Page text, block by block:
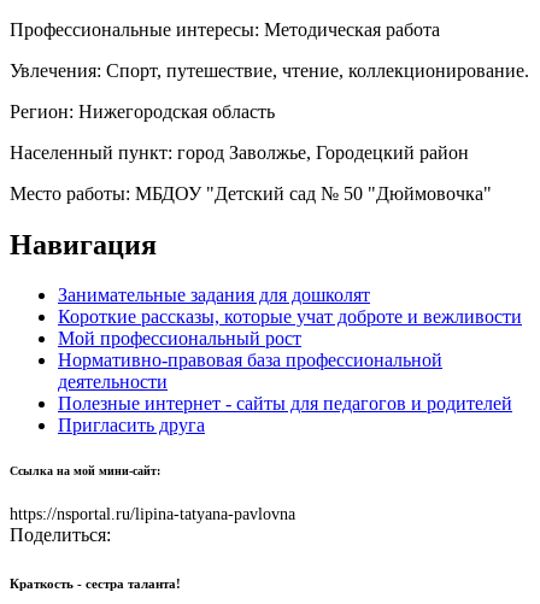
Профессиональные интересы: Методическая работа
Увлечения: Спорт, путешествие, чтение, коллекционирование.
Регион: Нижегородская область
Населенный пункт: город Заволжье, Городецкий район
Место работы: МБДОУ "Детский сад № 50 "Дюймовочка"
Навигация
Занимательные задания для дошколят
Короткие рассказы, которые учат доброте и вежливости
Мой профессиональный рост
Нормативно-правовая база профессиональной
деятельности
Полезные интернет - сайты для педагогов и родителей
Пригласить друга
Ссылка на мой мини-сайт:
https://nsportal.ru/lipina-tatyana-pavlovna
Поделиться:
Краткость - сестра таланта!